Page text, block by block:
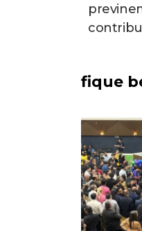
fique